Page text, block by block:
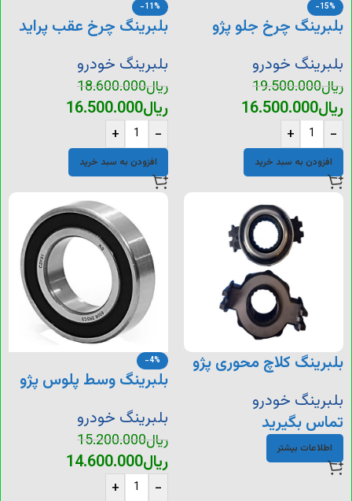
-15%
بلبرینگ چرخ جلو پژو
بلبرینگ خودرو
ریال19.500.000
ریال16.500.000
-
+
افزودن به سبد خرید
-11%
بلبرینگ چرخ عقب پراید
بلبرینگ خودرو
ریال18.600.000
ریال16.500.000
-
+
افزودن به سبد خرید
بلبرینگ کلاچ محوری پژو
بلبرینگ خودرو
تماس بگیرید
اطلاعات بیشتر
-4%
بلبرینگ وسط پلوس پژو
بلبرینگ خودرو
ریال15.200.000
ریال14.600.000
-
+